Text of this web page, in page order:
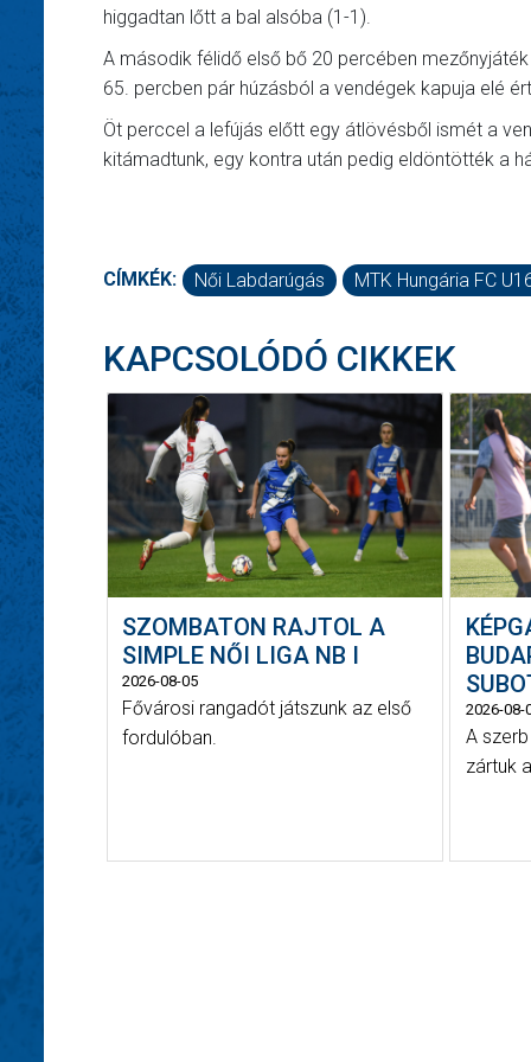
higgadtan lőtt a bal alsóba (1-1).
A második félidő első bő 20 percében
65. percben pár húzásból a vendégek kapuja elé
Öt perccel a lefújás előtt egy átlövésből ismét a
kitámadtunk, egy kontra után pedig eldöntötték a
CÍMKÉK: Női Labdarúgás MTK Hungária FC
KAPCSOLÓDÓ CIKKEK
SZOMBATON RAJTOL A
SIMPLE NŐI LIGA NB I
2026-08-05
Fővárosi rangadót játszunk az első
fordulóban.
2026-08-
A
zártuk